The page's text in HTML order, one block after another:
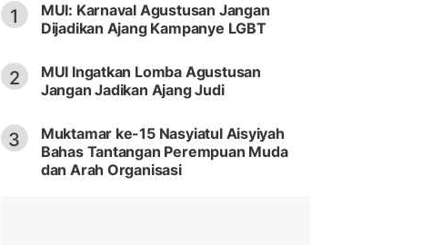
1
MUI: Karnaval Agustusan Jangan
Dijadikan Ajang Kampanye LGBT
2
MUI Ingatkan Lomba Agustusan
Jangan Jadikan Ajang Judi
3
Muktamar ke-15 Nasyiatul Aisyiyah
Bahas Tantangan Perempuan Muda
dan Arah Organisasi